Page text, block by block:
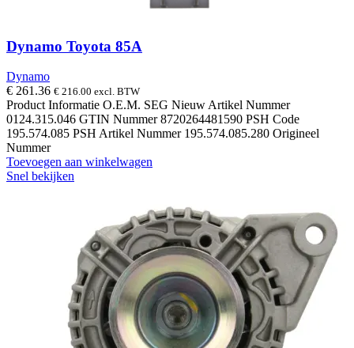
Dynamo Toyota 85A
Dynamo
€ 261.36 € 216.00 excl. BTW
Product Informatie O.E.M. SEG Nieuw Artikel Nummer
0124.315.046 GTIN Nummer 8720264481590 PSH Code
195.574.085 PSH Artikel Nummer 195.574.085.280 Origineel
Nummer
Toevoegen aan winkelwagen
Snel bekijken